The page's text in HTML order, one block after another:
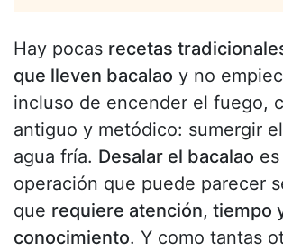
Hay pocas recetas
que lleven bacalao y no
incluso de encender el fuego,
antiguo y metódico: sumergir
agua fría. Desalar el bacalao
operación que puede parecer
que requiere atención, tiempo
conocimiento. Y como tantas